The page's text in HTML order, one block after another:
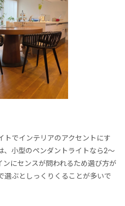
トでインテリアのアクセントにす
、小型のペンダントライトなら2～
にセンスが問われるため選び方が
選ぶとしっくりくることが多いで